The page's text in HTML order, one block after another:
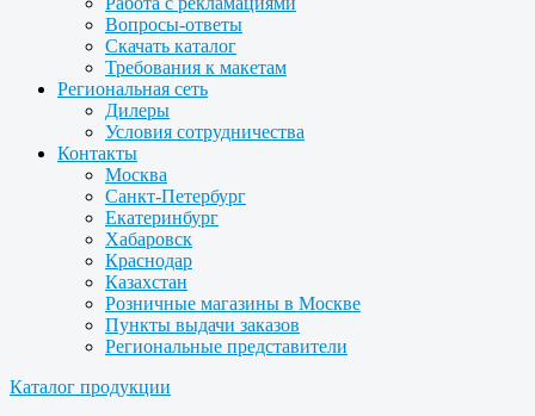
Вопросы-ответы
Скачать каталог
Требования к макетам
Региональная сеть
Дилеры
Условия сотрудничества
Контакты
Москва
Санкт-Петербург
Екатеринбург
Хабаровск
Краснодар
Казахстан
Розничные магазины в Москве
Пункты выдачи заказов
Региональные представители
Каталог продукции